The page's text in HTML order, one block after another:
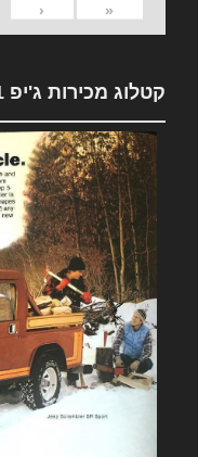
«
‹
קטלוג מכירות ג'יפ 1981